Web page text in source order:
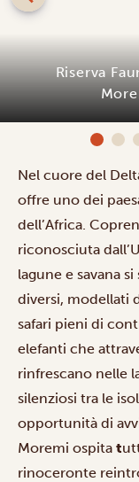
Riserva
Nel cuore del
offre uno dei
dell’Africa.
riconosciuta
lagune e savana
diversi, modellati
safari pieni di
elefanti che
rinfrescano nelle
silenziosi tra le
opportunità di
Moremi ospita t
rinoceronte